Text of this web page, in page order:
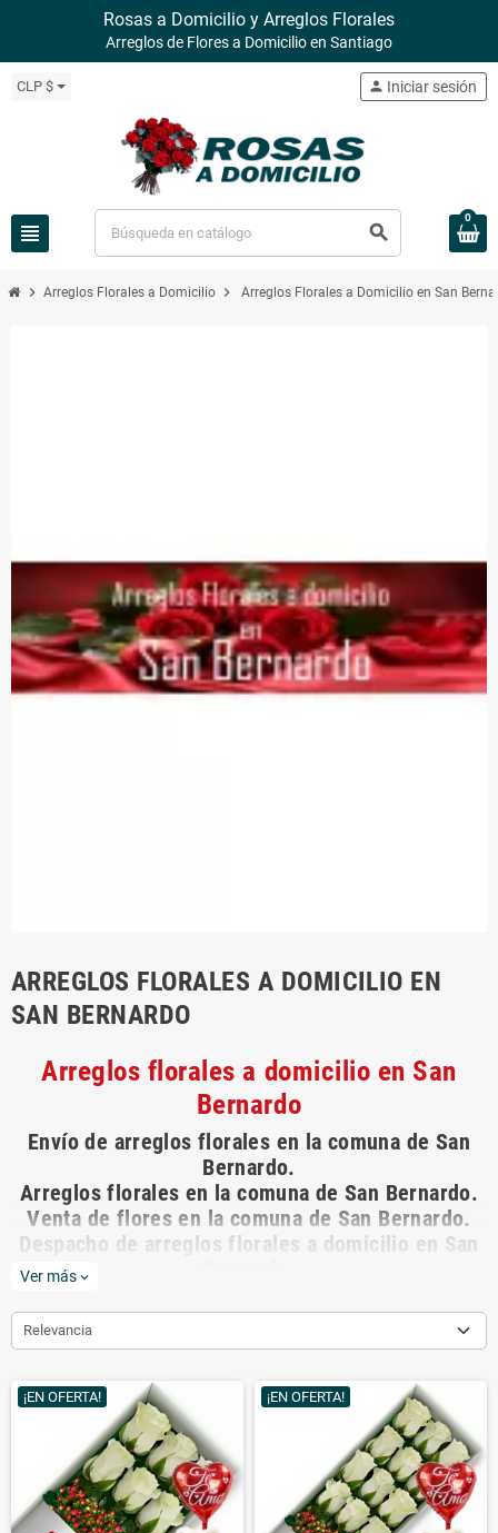
Rosas a Domicilio y Arreglos Florales
Arreglos de Flores a Domicilio en Santiago
CLP $
view_headline search
person Iniciar sesión
0
chevron_right Arreglos Florales a Domicilio chevron_right Arreglos Florales a Domicilio en San
ARREGLOS FLORALES A DOMICILIO EN
SAN BERNARDO
Arreglos florales a domicilio en San
Bernardo
Envío de arreglos florales en la comuna de San
Bernardo.
Arreglos florales en la comuna de San Bernardo.
Venta de flores en la comuna de San Bernardo.
Despacho de arreglos florales a domicilio en San
Bernardo.
Los mejores arreglos de flores para regalar están
enrosasadomicilio.clLa florería virtual de Chile, con más de 10 años
en el mercadorosasadomicilio.cl
ha entregado miles de arreglos
florales a domicilio dejando felices a nuestros clientes.
rosasadomicilio.clofrecemos la máxima calidad en flores y rosas.
Flores y rosas frescas importadas, arreglos florales realizados por los
mejores floristas de Chile, hermosos arreglos de flores para toda
Ver más expand_more
Relevancia
¡EN OFERTA! ¡EN OFERTA!